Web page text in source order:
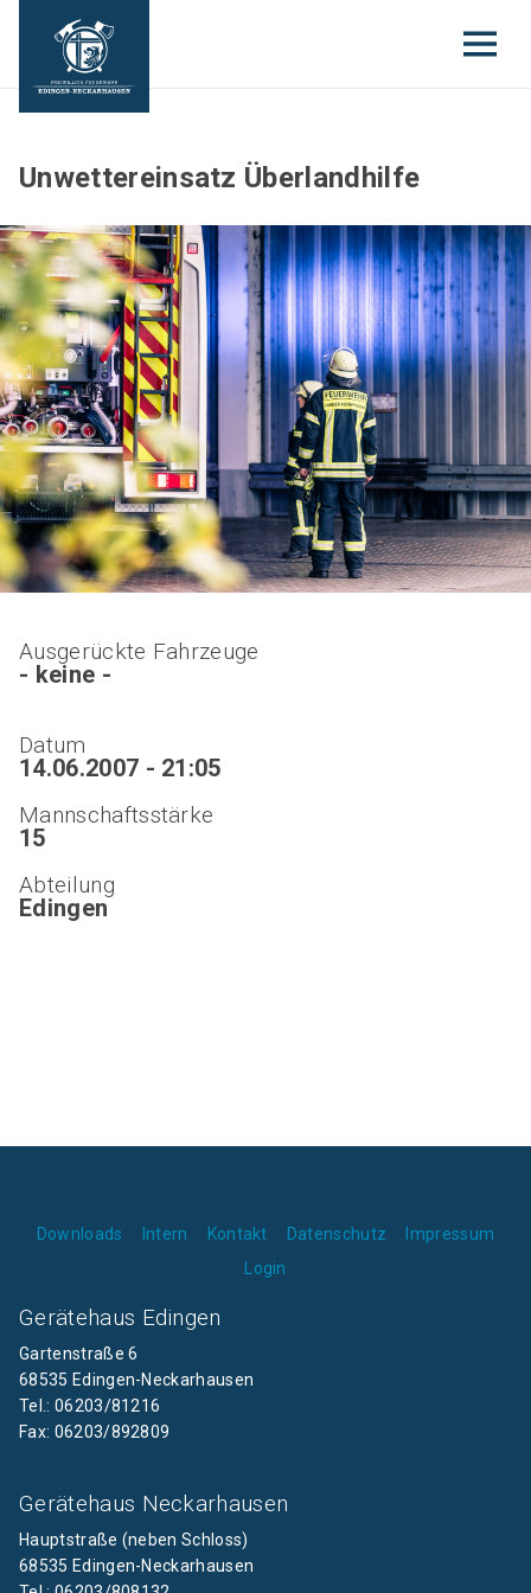
Unwettereinsatz Überlandhilfe
Ausgerückte Fahrzeuge
- keine -
Datum
14.06.2007 - 21:05
Mannschaftsstärke
15
Abteilung
Edingen
Downloads Intern Kontakt Datenschutz
Impressum
Login
Gerätehaus Edingen
Gartenstraße 6
68535 Edingen-Neckarhausen
Tel.: 06203/81216
Fax: 06203/892809
Gerätehaus Neckarhausen
Hauptstraße (neben Schloss)
68535 Edingen-Neckarhausen